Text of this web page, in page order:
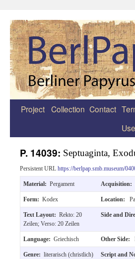
Zum
Project Collection Contact
Use
P. 14039: Septuaginta,
Persistent URL https://berlpap.smb.museum/
Material: Pergament Acquisition:
Form: Kodex Location:
Text Layout: Rekto: 20
Zeilen; Verso: 20 Zeilen
Side and
Language: Griechisch Other Side:
Genre: literarisch (christlich) Script and